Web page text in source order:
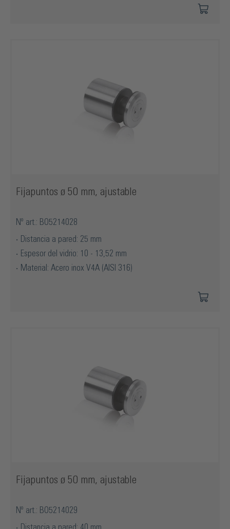
Fijapuntos ø 50 mm, ajustable
Nº art.: BO5214028
Distancia a pared: 25 mm
Espesor del vidrio: 10 - 13,52 mm
Material: Acero inox V4A (AISI 316)
Fijapuntos ø 50 mm, ajustable
Nº art.: BO5214029
Distancia a pared: 40 mm